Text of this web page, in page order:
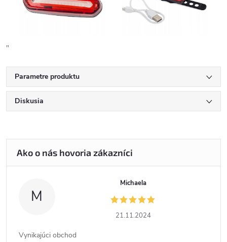
"
Parametre produktu
Diskusia
M
Michaela
21.11.2024
Vynikajúci obchod